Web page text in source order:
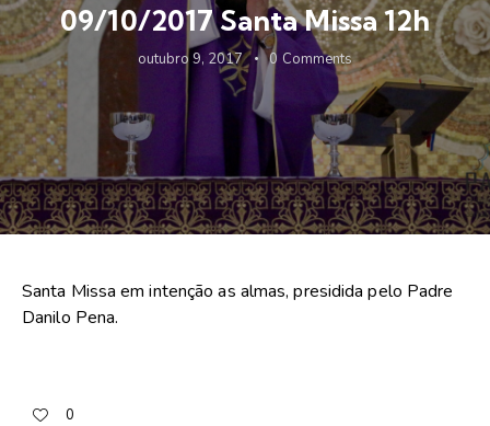
09/10/2017 Santa Missa 12h
outubro 9, 2017 0 Comments
Santa Missa em intenção as almas, presidida pelo Padre
Danilo Pena.
0